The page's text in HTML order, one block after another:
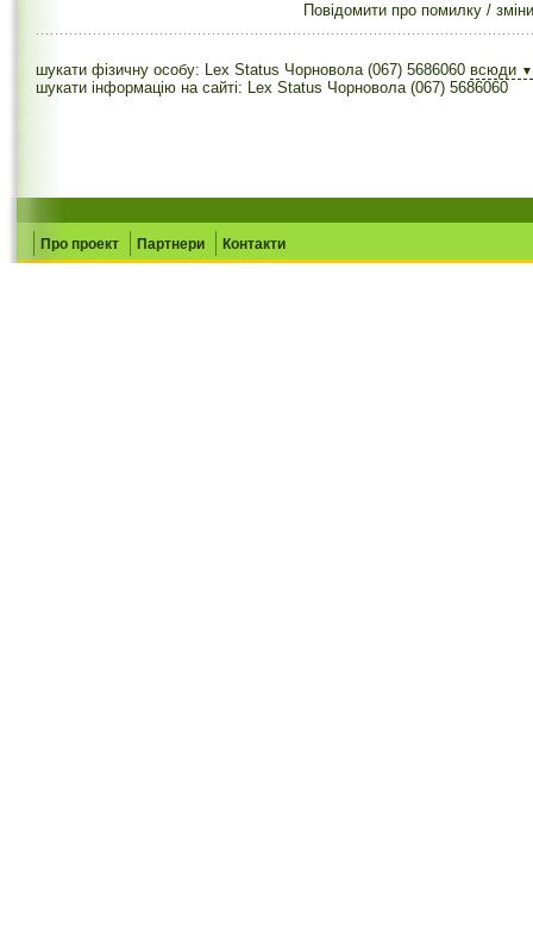
Повідомити про помилку / зміни
шукати фізичну особу: Lex Status Чорновола (067) 5686060 всюди ▼
шукати інформацію на сайті: Lex Status Чорновола (067) 5686060
Про проект Партнери Контакти